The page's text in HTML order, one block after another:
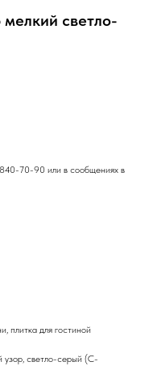
светло-
70-90 или в сообщениях в
плитка для гостиной
узор, светло-серый (C-